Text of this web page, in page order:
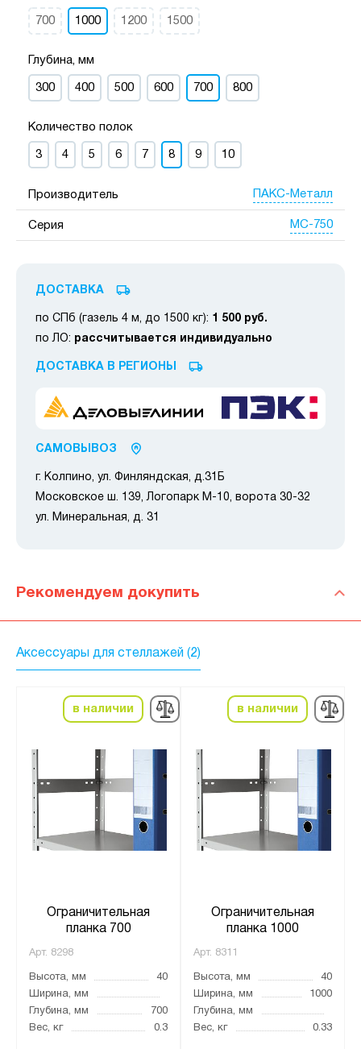
700 1000 1200 1500
Глубина, мм
300 400 500 600 700 800
Количество полок
3 4 5 6 7 8 9 10
Производитель ПАКС-Металл
Серия МС-750
ДОСТАВКА
по СПб (газель 4 м, до 1500 кг): 1 500 руб.
по ЛО: рассчитывается индивидуально
ДОСТАВКА В РЕГИОНЫ
САМОВЫВОЗ
г. Колпино, ул. Финляндская, д.31Б
Московское ш. 139, Логопарк М-10, ворота 30-32
ул. Минеральная, д. 31
Рекомендуем докупить
Аксессуары для стеллажей (2)
в наличии
Ограничительная
планка 700
Арт. 8298
Высота, мм
40
Ширина, мм
Глубина, мм
700
Вес, кг
0.3
в наличии
Ограничительная
планка 1000
Арт. 8311
Высота, мм
40
Ширина, мм
1000
Глубина, мм
Вес, кг
0.33